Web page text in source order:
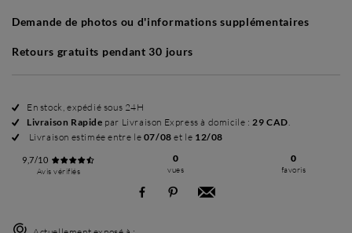
Demande de photos ou d'informations supplémentaires
Retours gratuits pendant 30 jours
En stock, expédié sous 24H
Livraison Rapide par Livraison Express à domicile :29 CAD.
Livraison estimée entre le 07/08 et le 12/08
9,7/10
Avis vérifiés
0
vues
0
favoris